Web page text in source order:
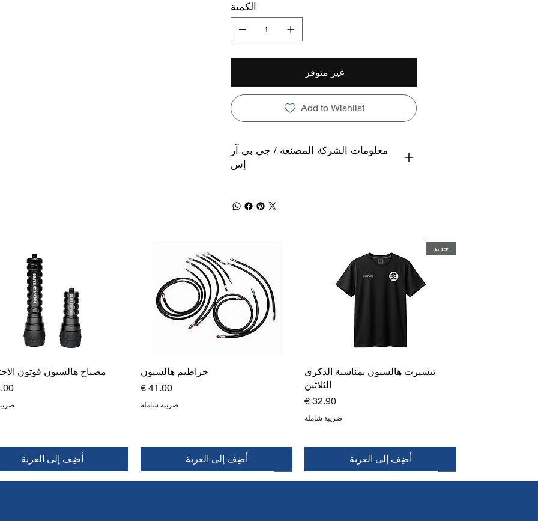
الكمية
غير متوفر
Add to Wishlist
معلومات الشركة المصنعة / جي بي آر
إس
جديد
تيشيرت هالسيون بمناسبة الذكرى
الثلاثين
السعر
ضريبة شاملة
أضِف إلى العربة
خراطيم هالسيون
السعر
ضريبة شاملة
أضِف إلى العربة
مصباح هالسيون فوتون
‏164.00 €
أضِف إلى العربة